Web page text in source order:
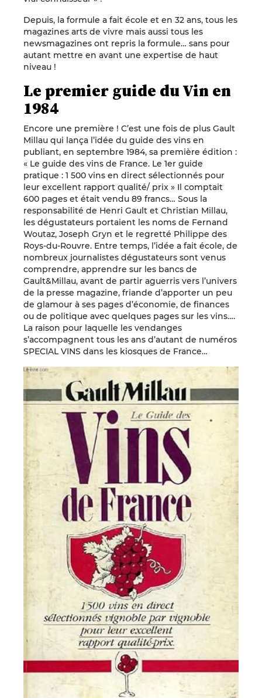
Depuis, la formule a fait école et en 32 ans, tous les
magazines arts de vivre mais aussi tous les
newsmagazines ont repris la formule… sans pour
autant mettre en avant une expertise de haut
niveau !
Le premier guide du Vin en
1984
Encore une première ! C’est une fois de plus Gault
Millau qui lança l’idée du guide des vins en
publiant, en septembre 1984, sa première édition :
« Le guide des vins de France. Le 1er guide
pratique : 1 500 vins en direct sélectionnés pour
leur excellent rapport qualité/ prix » Il comptait
600 pages et était vendu 89 francs… Sous la
responsabilité de Henri Gault et Christian Millau,
les dégustateurs portaient les noms de Fernand
Woutaz, Joseph Gryn et le regretté Philippe des
Roys-du-Rouvre. Entre temps, l’idée a fait école, de
nombreux journalistes dégustateurs sont venus
comprendre, apprendre sur les bancs de
Gault&Millau, avant de partir aguerris vers l’univers
de la presse magazine, friande d’apporter un peu
de glamour à ses pages d’économie, de finances
ou de politique avec quelques pages sur les vins….
La raison pour laquelle les vendanges
s’accompagnent tous les ans d’autant de numéros
SPECIAL VINS dans les kiosques de France…